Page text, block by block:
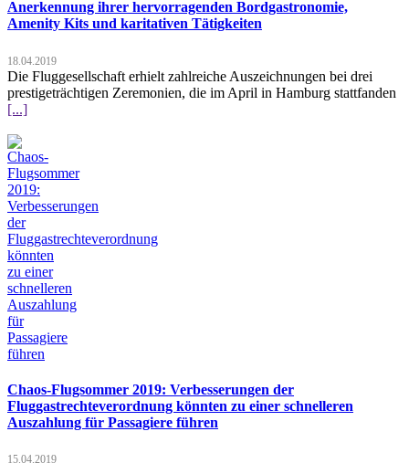
Anerkennung ihrer hervorragenden Bordgastronomie,
Amenity Kits und karitativen Tätigkeiten
18.04.2019
Die Fluggesellschaft erhielt zahlreiche Auszeichnungen bei drei
prestigeträchtigen Zeremonien, die im April in Hamburg stattfanden
[...]
Chaos-Flugsommer 2019: Verbesserungen der
Fluggastrechteverordnung könnten zu einer schnelleren
Auszahlung für Passagiere führen
15.04.2019